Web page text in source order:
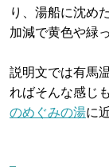
り、湯船に沈め
加減で黄色や緑
説明文では有馬
ればそんな感じ
のめぐみの湯に